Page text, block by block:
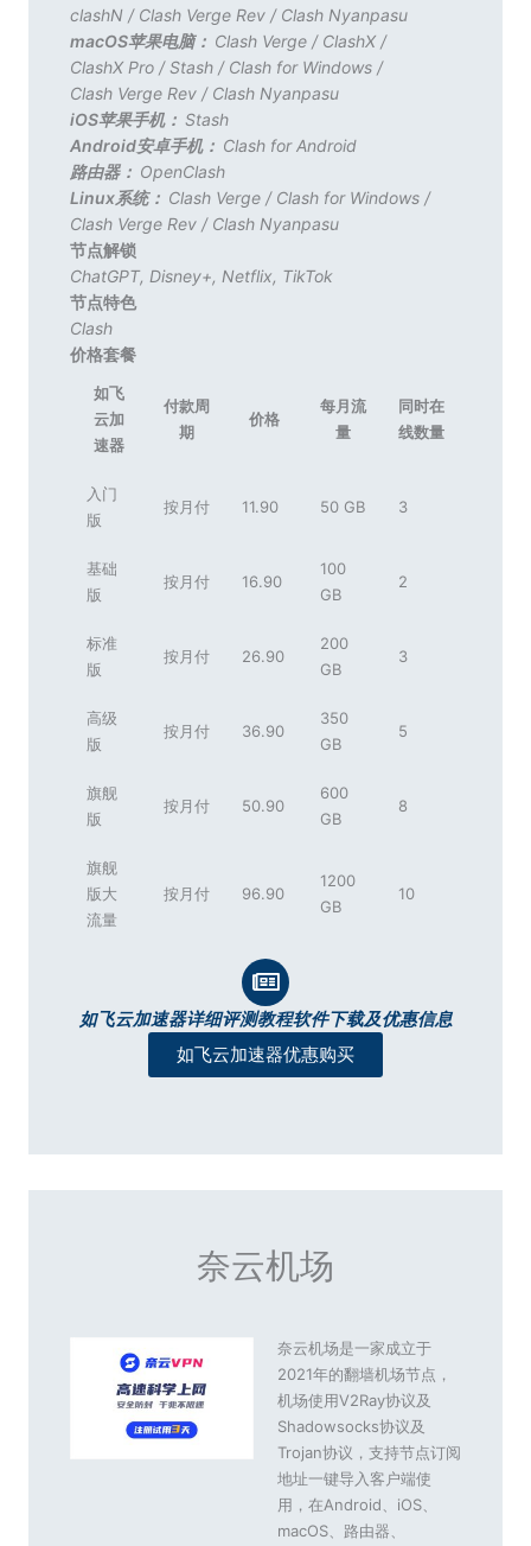
clashN/ Clash Verge Rev/ Clash Nyanpasu
macOS苹果电脑： Clash Verge/ ClashX/
ClashX Pro/Stash/ Clash for Windows/
Clash Verge Rev/ Clash Nyanpasu
iOS苹果手机： Stash
Android安卓手机： Clash for Android
路由器： OpenClash
Linux系统： Clash Verge/ Clash for Windows/
Clash Verge Rev/ Clash Nyanpasu
节点解锁
ChatGPT, Disney+, Netflix, TikTok
节点特色
Clash
价格套餐
如飞
云加
速器
付款周
期
价格
每月流
量
同时在
线数量
入门
版
按月付 11.90 50 GB 3
基础
版
按月付 16.90
100
GB
2
标准
版
按月付 26.90
200
GB
3
高级
版
按月付 36.90
350
GB
5
旗舰
版
按月付 50.90
600
GB
8
旗舰
版大
流量
按月付 96.90
1200
GB
10
如飞云加速器详细评测教程软件下载及优惠信息
如飞云加速器优惠购买
奈云机场
奈云机场是一家成立于
2021年的翻墙机场节点，
机场使用V2Ray协议及
Shadowsocks协议及
Trojan协议，支持节点订阅
地址一键导入客户端使
用，在Android、iOS、
macOS、路由器、